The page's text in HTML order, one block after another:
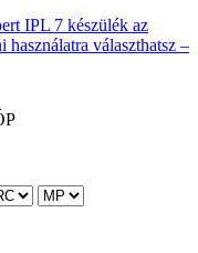
IPL 7 készülék az
választhatsz –